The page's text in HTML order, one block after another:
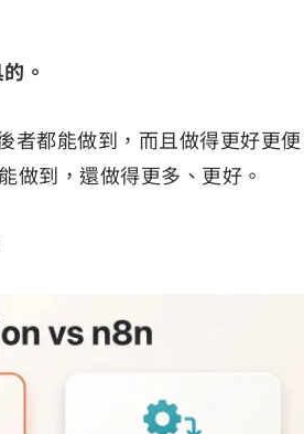
。
者都能做到，而且做得更好更便
到，還做得更多、更好。